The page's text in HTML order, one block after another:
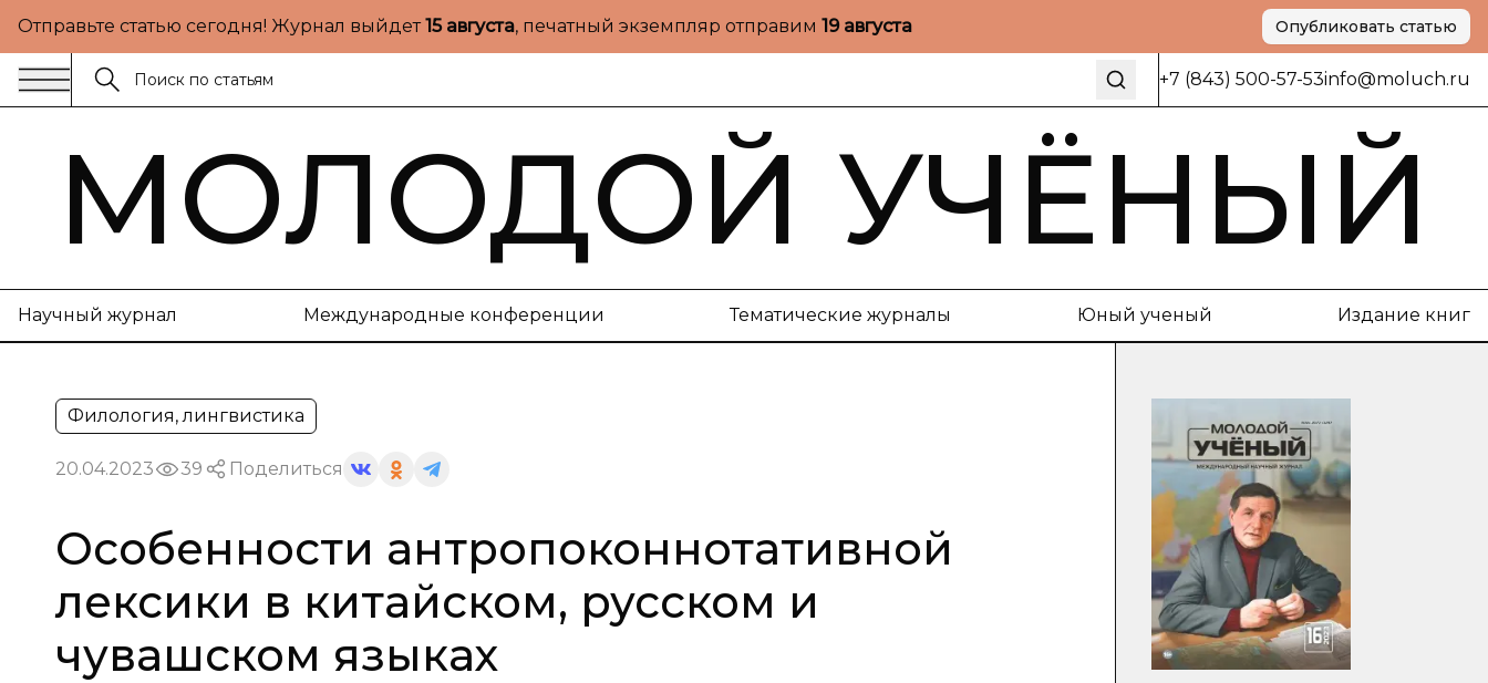
Отправьте статью сегодня! Журнал выйдет15 августа, печатный экземпляр отправим 19 августа Опубликовать статью
+7 (843) 500-57-53info@moluch.ru
МОЛОДОЙ УЧЁНЫЙ
Научный журнал Международные конференции Тематические журналы Юный ученый Издание книг
Филология, лингвистика
20.04.2023 39 Поделиться
Особенности антропоконнотативной
лексики в китайском, русском и
чувашском языках